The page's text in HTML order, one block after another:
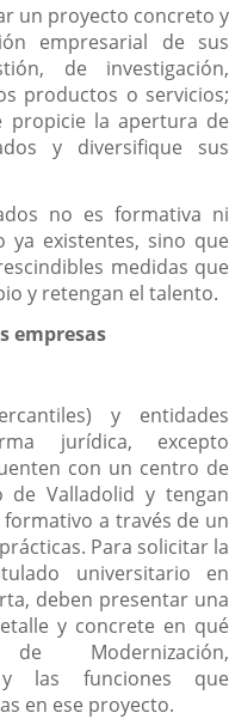
un proyecto concreto y
empresarial de sus
de investigación,
productos o servicios;
propicie la apertura de
y diversifique sus
no es formativa ni
ya existentes, sino que
medidas que
y retengan el talento.
empresas
y entidades
jurídica, excepto
con un centro de
Valladolid y tengan
a través de un
Para solicitar la
universitario en
deben presentar una
y concrete en qué
Modernización,
y las funciones que
en ese proyecto.